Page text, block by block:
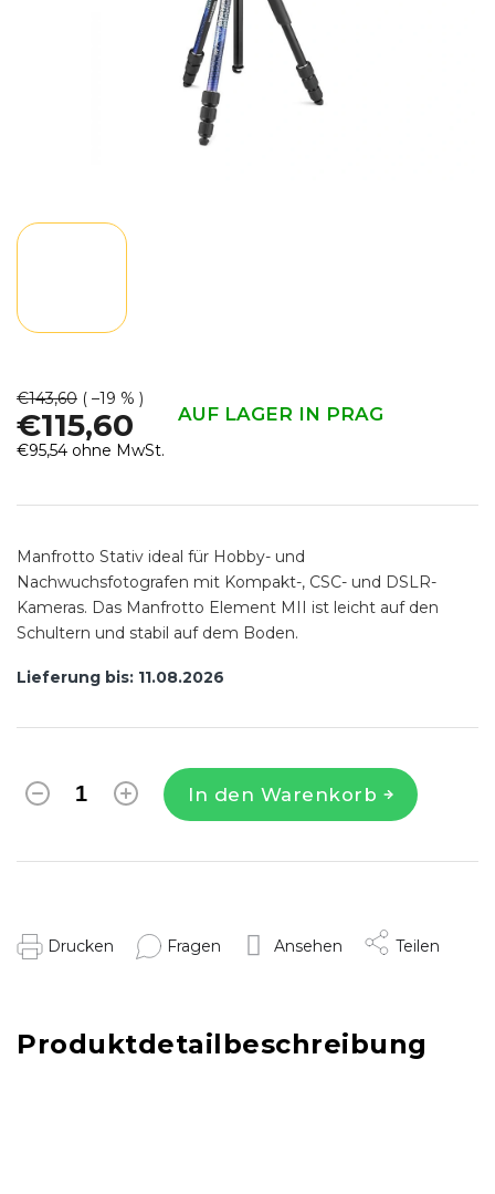
€143,60 ( –19 % )
€115,60 AUF LAGER IN PRAG
€95,54 ohne MwSt.
Lieferung bis: 11.08.2026
In den Warenkorb
Manfrotto Stativ ideal für Hobby- und
Nachwuchsfotografen mit Kompakt-, CSC- und DSLR-
Kameras. Das Manfrotto Element MII ist leicht auf den
Schultern und stabil auf dem Boden.
Drucken Fragen Ansehen Teilen
Produktdetailbeschreibung